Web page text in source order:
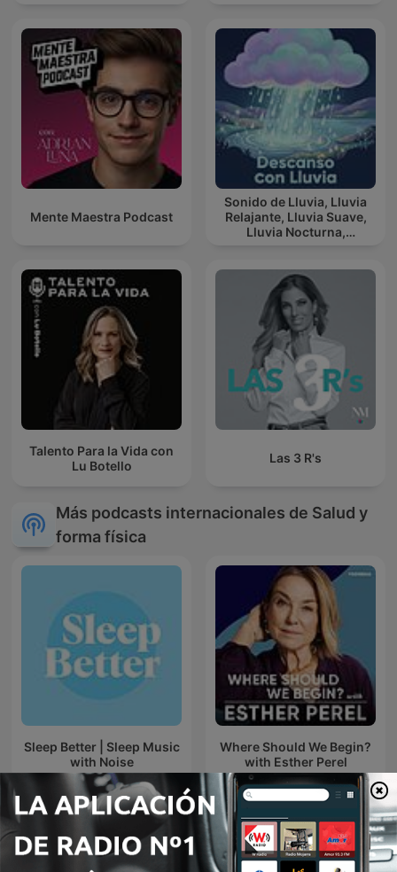
Mente Maestra Podcast
Sonido de Lluvia, Lluvia
Relajante, Lluvia Suave,
Lluvia Nocturna,
Talento Para la Vida con
Lu Botello
Las 3 R's
Más podcasts internacionales de Salud y
forma física
Sleep Better | Sleep Music
with Noise
Where Should We Begin?
with Esther Perel